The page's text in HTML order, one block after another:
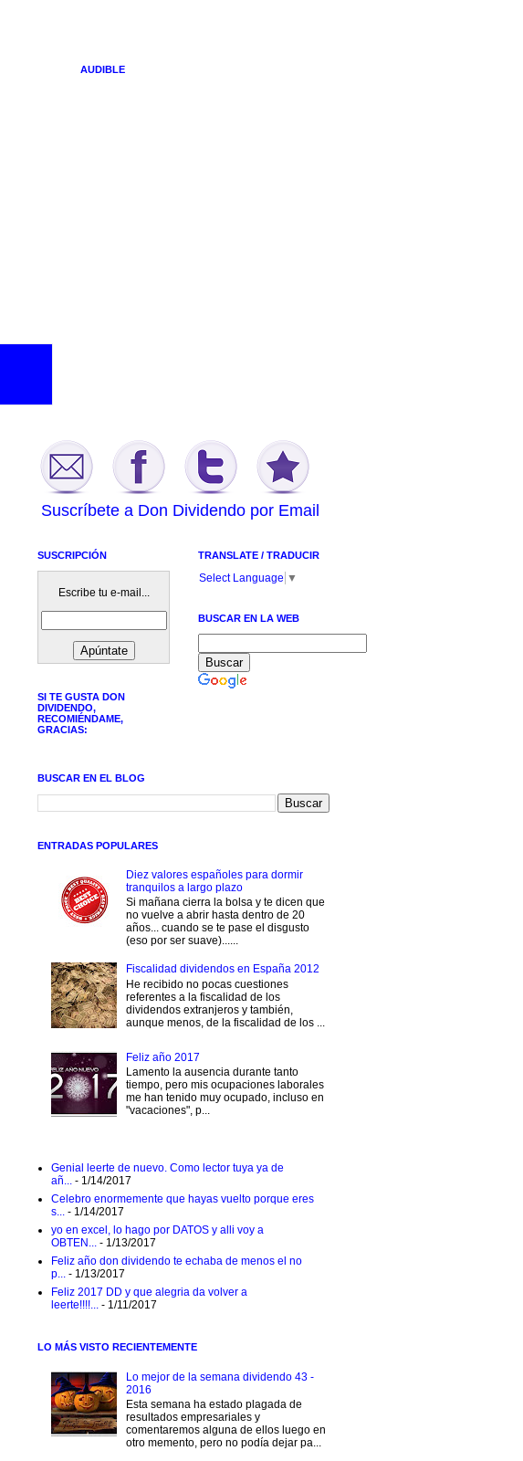
AUDIBLE
Suscríbete a Don Dividendo por Email
SUSCRIPCIÓN
Escribe tu e-mail...
SI TE GUSTA DON
DIVIDENDO,
RECOMIÉNDAME,
GRACIAS:
TRANSLATE / TRADUCIR
Select Language ▼
BUSCAR EN LA WEB
BUSCAR EN EL BLOG
ENTRADAS POPULARES
Diez valores españoles para dormir
tranquilos a largo plazo
Si mañana cierra la bolsa y te dicen que
no vuelve a abrir hasta dentro de 20
años... cuando se te pase el disgusto
(eso por ser suave)......
Fiscalidad dividendos en España 2012
He recibido no pocas cuestiones
referentes a la fiscalidad de los
dividendos extranjeros y también,
aunque menos, de la fiscalidad de los ...
Feliz año 2017
Lamento la ausencia durante tanto
tiempo, pero mis ocupaciones laborales
me han tenido muy ocupado, incluso en
"vacaciones", p...
Genial leerte de nuevo. Como lector tuya ya de
añ... - 1/14/2017
Celebro enormemente que hayas vuelto porque eres
s... - 1/14/2017
yo en excel, lo hago por DATOS y alli voy a
OBTEN... - 1/13/2017
Feliz año don dividendo te echaba de menos el no
p... - 1/13/2017
Feliz 2017 DD y que alegria da volver a
leerte!!!!... - 1/11/2017
LO MÁS VISTO RECIENTEMENTE
Lo mejor de la semana dividendo 43 -
2016
Esta semana ha estado plagada de
resultados empresariales y
comentaremos alguna de ellos luego en
otro memento, pero no podía dejar pa...